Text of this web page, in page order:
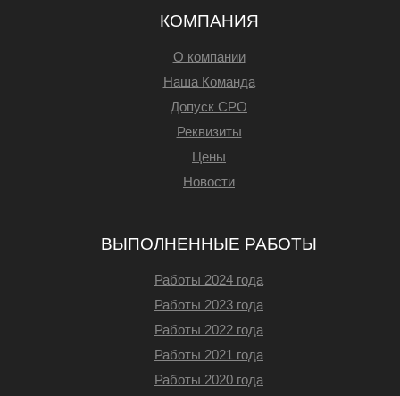
КОМПАНИЯ
О компании
Наша Команда
Допуск СРО
Реквизиты
Цены
Новости
ВЫПОЛНЕННЫЕ РАБОТЫ
Работы 2024 года
Работы 2023 года
Работы 2022 года
Работы 2021 года
Работы 2020 года